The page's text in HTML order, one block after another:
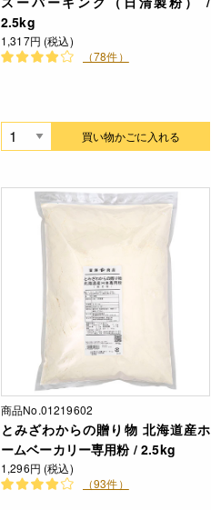
2.5kg
1,317円 (税込)
（78件）
買い物かごに入れる
商品No.01219602
とみざわからの贈り物 北海道産ホ
ームベーカリー専用粉 / 2.5kg
1,296円 (税込)
（93件）